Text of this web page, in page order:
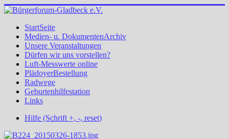
StartSeite
Medien- u. DokumentenArchiv
Unsere Veranstaltungen
Dürfen wir uns vorstellen?
Luft-Messwerte online
PlädoyerBestellung
Radwege
Geburtenhilfestation
Links
Hilfe (Schrift +, -, reset)